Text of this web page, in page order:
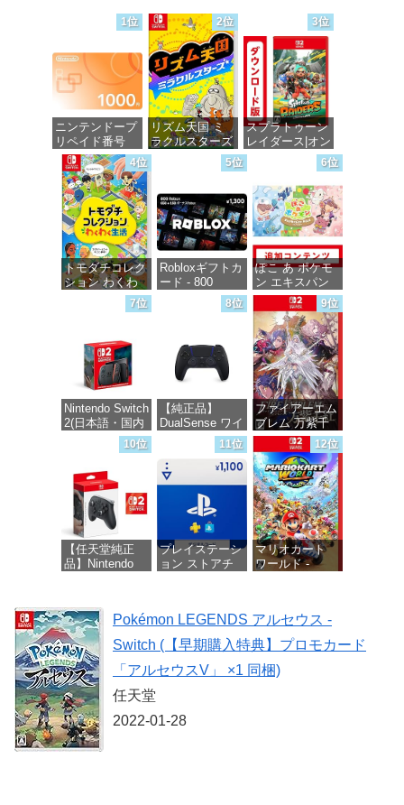
1位
ニンテンドープ
リペイド番号
1000円|オンラ
インコード版
価格：¥1,000
2位
リズム天国 ミ
ラクルスターズ
-Switch
3位
スプラトゥーン
レイダース|オン
ラインコード版
価格：¥5,832
4位
トモダチコレク
ション わくわ
く生活 -Switch
5位
Robloxギフトカ
ード - 800
Robux 【限定バ
ーチャルアイテ
ームコード】
ロブロックス |
オンラインコー
ド版
価格：¥1,300
6位
ぽこ あ ポケモ
ン エキスパン
ションパス|オン
ラインコード版
価格：¥4,400
7位
Nintendo Switch
2(日本語・国内
価格：¥55,871
8位
【純正品】
DualSense ワイ
ヤレスコントロ
ーラー ミッド
ナイト ブラッ
ク(CFI-
ZCT2J01)
価格：¥10,737
9位
ファイアーエム
ブレム 万紫千
紅 -Switch2
価格：¥8,979
10位
【任天堂純正
品】Nintendo
【Amazon.co.jp
限定特典】
Nintendo Switch
2 ロゴデザイン
ステッカー 同
梱
価格：¥9,980
11位
プレイステーシ
ョン ストアチ
価格：¥1,100
12位
マリオカート
ワールド -
Pokémon LEGENDS アルセウス -
Switch (【早期購入特典】プロモカード
「アルセウスV」 ×1 同梱)
任天堂
2022-01-28